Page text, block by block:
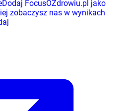
Dodaj FocusOZdrowiu.pl jako
zobaczysz nas w wynikach